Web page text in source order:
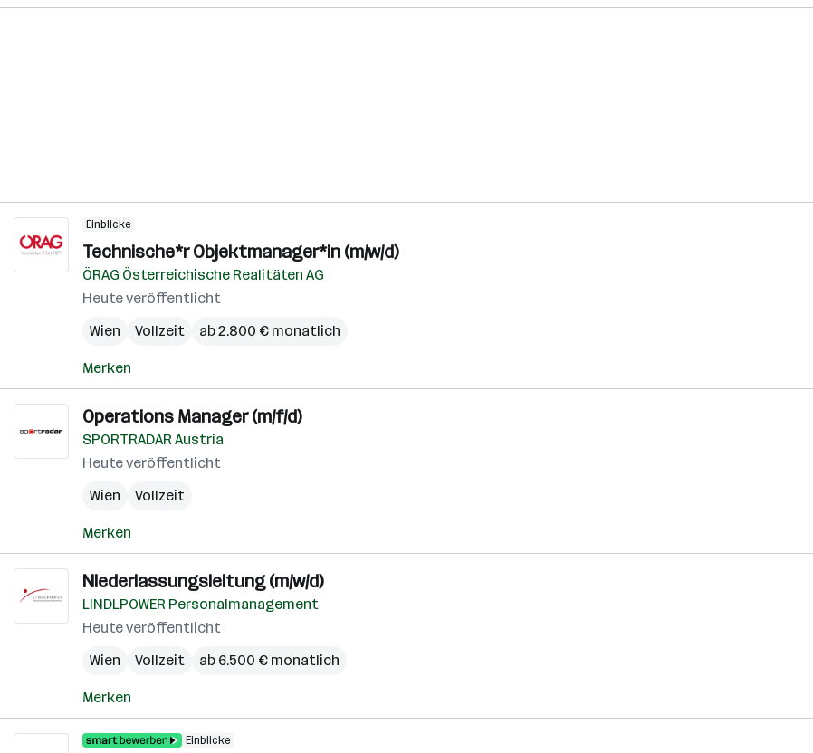
Einblicke
Technische*r Objektmanager*in (m/w/d)
ÖRAG Österreichische Realitäten AG
Heute veröffentlicht
Wien
Vollzeit ab 2.800 € monatlich
Merken
Operations Manager (m/f/d)
SPORTRADAR Austria
Heute veröffentlicht
Wien
Vollzeit
Merken
Niederlassungsleitung (m/w/d)
LINDLPOWER Personalmanagement
Heute veröffentlicht
Wien
Vollzeit ab 6.500 € monatlich
Merken
Einblicke